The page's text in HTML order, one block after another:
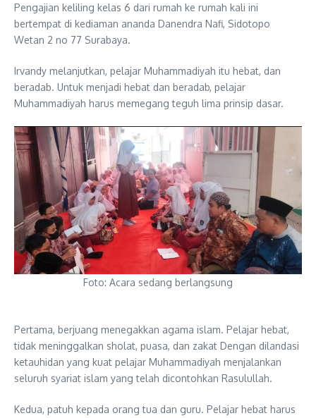
Pengajian keliling kelas 6 dari rumah ke rumah kali ini
bertempat di kediaman ananda Danendra Nafi, Sidotopo
Wetan 2 no 77 Surabaya.
Irvandy melanjutkan, pelajar Muhammadiyah itu hebat, dan
beradab. Untuk menjadi hebat dan beradab, pelajar
Muhammadiyah harus memegang teguh lima prinsip dasar.
Foto: Acara sedang berlangsung
Pertama, berjuang menegakkan agama islam. Pelajar hebat,
tidak meninggalkan sholat, puasa, dan zakat Dengan dilandasi
ketauhidan yang kuat pelajar Muhammadiyah menjalankan
seluruh syariat islam yang telah dicontohkan Rasulullah.
Kedua, patuh kepada orang tua dan guru. Pelajar hebat harus